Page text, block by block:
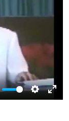
Settings